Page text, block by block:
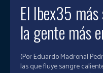
El Ibex35
la gente más
(Por Eduardo Madroñal
las que fluye sangre